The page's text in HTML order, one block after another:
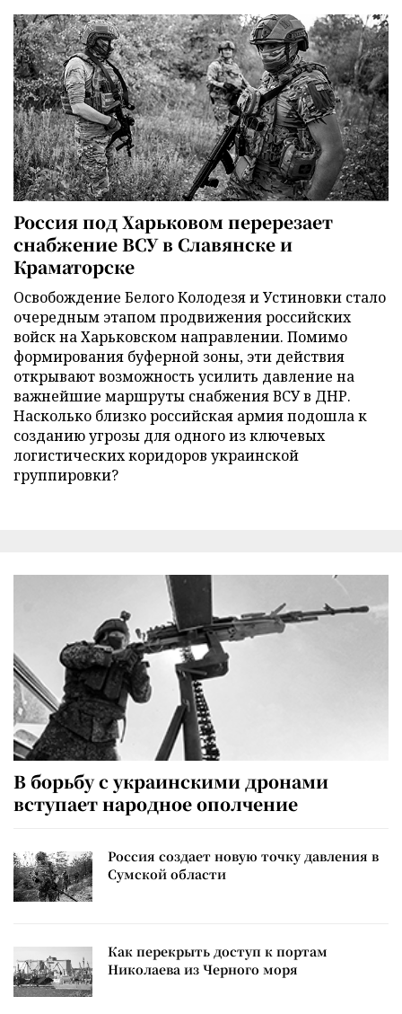
Россия под Харьковом перерезает
снабжение ВСУ в Славянске и
Краматорске
Освобождение Белого Колодезя и Устиновки стало
очередным этапом продвижения российских
войск на Харьковском направлении. Помимо
формирования буферной зоны, эти действия
открывают возможность усилить давление на
важнейшие маршруты снабжения ВСУ в ДНР.
Насколько близко российская армия подошла к
созданию угрозы для одного из ключевых
логистических коридоров украинской
группировки?
В борьбу с украинскими дронами
вступает народное ополчение
Россия создает новую точку давления в
Сумской области
Как перекрыть доступ к портам
Николаева из Черного моря